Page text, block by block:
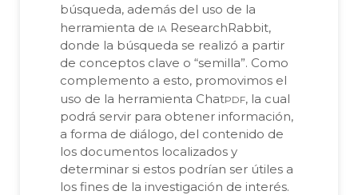
búsqueda, además del uso de la
herramienta de ia ResearchRabbit,
donde la búsqueda se realizó a partir
de conceptos clave o “semilla”. Como
complemento a esto, promovimos el
uso de la herramienta Chatpdf, la cual
podrá servir para obtener información,
a forma de diálogo, del contenido de
los documentos localizados y
determinar si estos podrían ser útiles a
los fines de la investigación de interés.